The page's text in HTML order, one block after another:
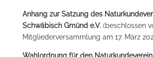
Anhang zur Satzung des
Schwäbisch Gmünd e.V. (beschlossen
Mitgliederversammlung am 17. März